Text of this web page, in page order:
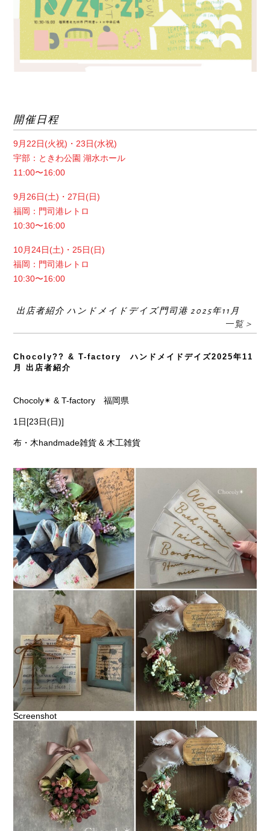
開催日程
9月22日(火祝)・23日(水祝)
宇部：ときわ公園 湖水ホール
11:00〜16:00
9月26日(土)・27日(日)
福岡：門司港レトロ
10:30〜16:00
10月24日(土)・25日(日)
福岡：門司港レトロ
10:30〜16:00
出店者紹介 ハンドメイドデイズ門司港 2025年11月
一覧＞
Chocoly?? & T-factory ハンドメイドデイズ2025年11
月 出店者紹介
Chocoly✴︎ & T-factory 福岡県
1日[23日(日)]
布・木handmade雑貨 & 木工雑貨
Screenshot